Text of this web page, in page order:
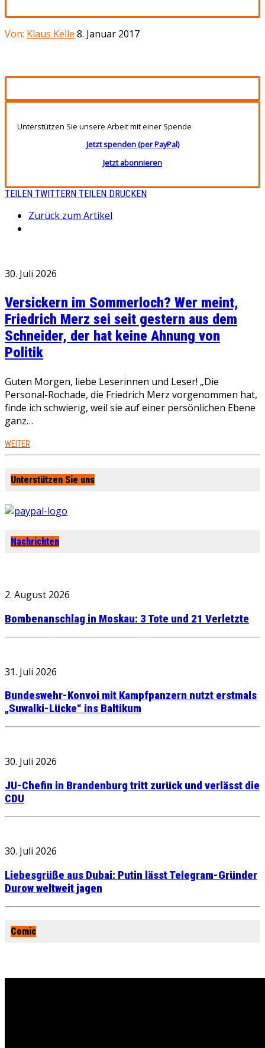
Von: Klaus Kelle 8. Januar 2017
Unterstützen Sie unsere Arbeit mit einer Spende
Jetzt spenden (per PayPal)
Jetzt abonnieren
TEILEN TWITTERN TEILEN DRUCKEN
Zurück zum Artikel
30. Juli 2026
Versickern im Sommerloch? Wer meint,
Friedrich Merz sei seit gestern aus dem
Schneider, der hat keine Ahnung von
Politik
Guten Morgen, liebe Leserinnen und Leser! „Die
Personal-Rochade, die Friedrich Merz vorgenommen hat,
finde ich schwierig, weil sie auf einer persönlichen Ebene
ganz…
WEITER
Unterstützen Sie uns
Nachrichten
2. August 2026
Bombenanschlag in Moskau: 3 Tote und 21 Verletzte
31. Juli 2026
Bundeswehr-Konvoi mit Kampfpanzern nutzt erstmals
„Suwalki-Lücke“ ins Baltikum
30. Juli 2026
JU-Chefin in Brandenburg tritt zurück und verlässt die
CDU
30. Juli 2026
Liebesgrüße aus Dubai: Putin lässt Telegram-Gründer
Durow weltweit jagen
Comic